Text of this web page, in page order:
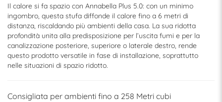
Il calore si fa spazio con Annabella Plus 5.0: con un minimo
ingombro, questa stufa diffonde il calore fino a 6 metri di
distanza, riscaldando più ambienti della casa. La sua ridotta
profondità unita alla predisposizione per l’uscita fumi e per la
canalizzazione posteriore, superiore o laterale destro, rende
questo prodotto versatile in fase di installazione, soprattutto
nelle situazioni di spazio ridotto.
Consigliata per ambienti fino a 258 Metri cubi